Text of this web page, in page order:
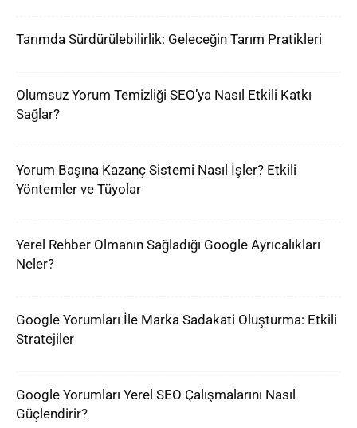
Tarımda Sürdürülebilirlik: Geleceğin Tarım Pratikleri
Olumsuz Yorum Temizliği SEO’ya Nasıl Etkili Katkı
Sağlar?
Yorum Başına Kazanç Sistemi Nasıl İşler? Etkili
Yöntemler ve Tüyolar
Yerel Rehber Olmanın Sağladığı Google Ayrıcalıkları
Neler?
Google Yorumları İle Marka Sadakati Oluşturma: Etkili
Stratejiler
Google Yorumları Yerel SEO Çalışmalarını Nasıl
Güçlendirir?